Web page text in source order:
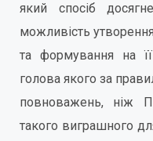
який спосіб
можливість
та формування на
голова якого за
повноважень, ніж
такого виграшного